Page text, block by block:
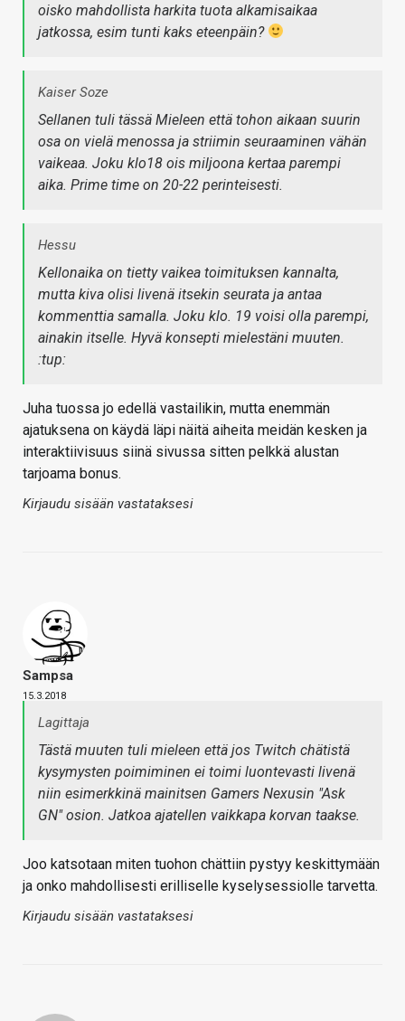
oisko mahdollista harkita tuota alkamisaikaa
jatkossa, esim tunti kaks eteenpäin?
Kaiser Soze
Sellanen tuli tässä Mieleen että tohon aikaan suurin
osa on vielä menossa ja striimin seuraaminen vähän
vaikeaa. Joku klo18 ois miljoona kertaa parempi
aika. Prime time on 20-22 perinteisesti.
Hessu
Kellonaika on tietty vaikea toimituksen kannalta,
mutta kiva olisi livenä itsekin seurata ja antaa
kommenttia samalla. Joku klo. 19 voisi olla parempi,
ainakin itselle. Hyvä konsepti mielestäni muuten.
:tup:
Juha tuossa jo edellä vastailikin, mutta enemmän
ajatuksena on käydä läpi näitä aiheita meidän kesken ja
interaktiivisuus siinä sivussa sitten pelkkä alustan
tarjoama bonus.
Kirjaudu sisään vastataksesi
Sampsa
15.3.2018
Lagittaja
Tästä muuten tuli mieleen että jos Twitch chätistä
kysymysten poimiminen ei toimi luontevasti livenä
niin esimerkkinä mainitsen Gamers Nexusin "Ask
GN" osion. Jatkoa ajatellen vaikkapa korvan taakse.
Joo katsotaan miten tuohon chättiin pystyy keskittymään
ja onko mahdollisesti erilliselle kyselysessiolle tarvetta.
Kirjaudu sisään vastataksesi